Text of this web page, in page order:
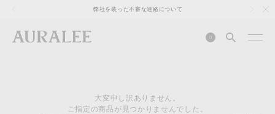
弊社を装った不審な連絡について
0
大変申し訳ありません。
ご指定の商品が見つかりませんでした。